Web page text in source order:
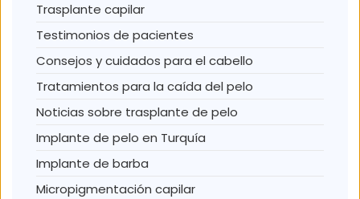
Trasplante capilar
Testimonios de pacientes
Consejos y cuidados para el cabello
Tratamientos para la caída del pelo
Noticias sobre trasplante de pelo
Implante de pelo en Turquía
Implante de barba
Micropigmentación capilar